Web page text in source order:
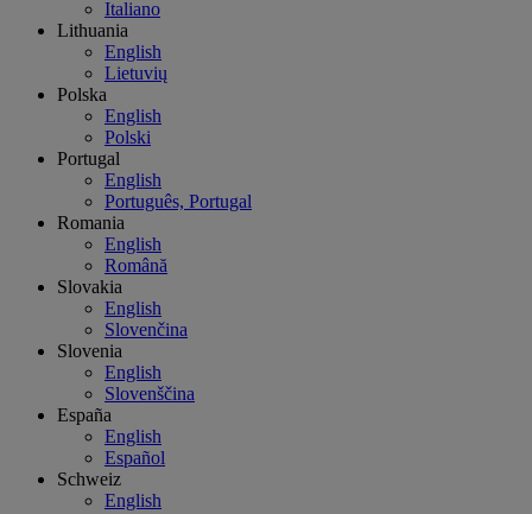
Italiano
Lithuania
English
Lietuvių
Polska
English
Polski
Portugal
English
Português, Portugal
Romania
English
Română
Slovakia
English
Slovenčina
Slovenia
English
Slovenščina
España
English
Español
Schweiz
English